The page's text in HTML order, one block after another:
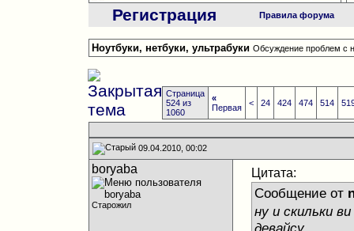
Регистрация Правила форума
Ноутбуки, нетбуки, ультрабуки Обсуждение проблем с
Страница
524 из
1060
«
Первая
< 24 424 474 514
09.04.2010, 00:02
boryaba
Старожил
Цитата:
Сообщение от
ну и скильки
девайсу...